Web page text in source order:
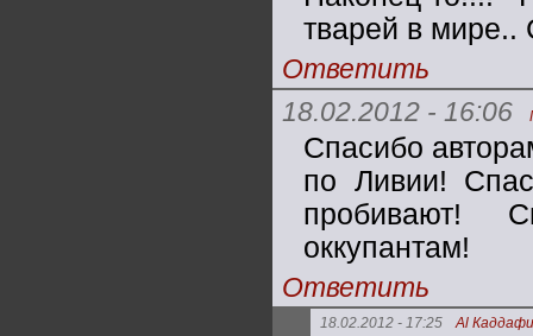
тварей в
Ответить
18.02.2012 - 16:06
Спасибо
по Ливии!
пробивают!
оккупантам!
Ответить
18.02.2012 - 17:25 Al Каддафи